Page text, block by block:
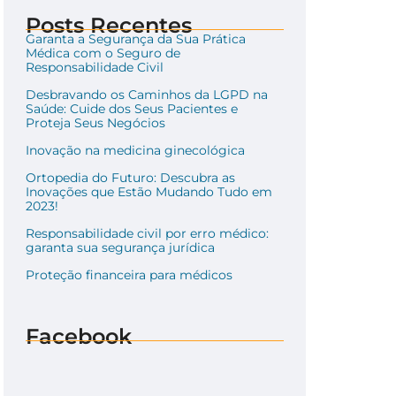
Posts Recentes
Garanta a Segurança da Sua Prática
Médica com o Seguro de
Responsabilidade Civil
Desbravando os Caminhos da LGPD na
Saúde: Cuide dos Seus Pacientes e
Proteja Seus Negócios
Inovação na medicina ginecológica
Ortopedia do Futuro: Descubra as
Inovações que Estão Mudando Tudo em
2023!
Responsabilidade civil por erro médico:
garanta sua segurança jurídica
Proteção financeira para médicos
Facebook